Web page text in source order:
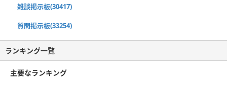
雑談掲示板(30417)
質問掲示板(33254)
ランキング一覧
主要なランキング